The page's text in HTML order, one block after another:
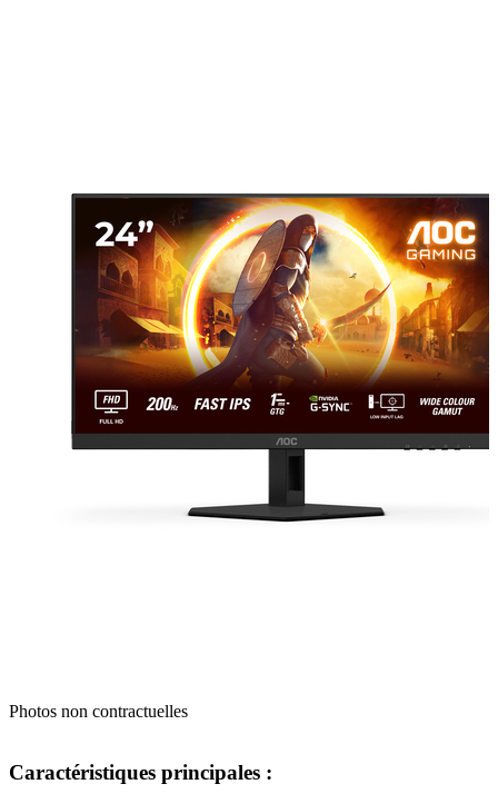
Photos non contractuelles
Caractéristiques principales :